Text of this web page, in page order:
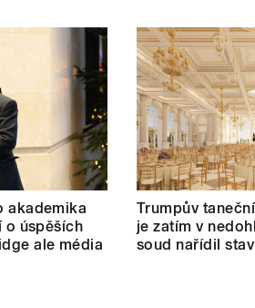
akademika
o úspěších
ale média
Trumpův
je zatím v
soud nařídil